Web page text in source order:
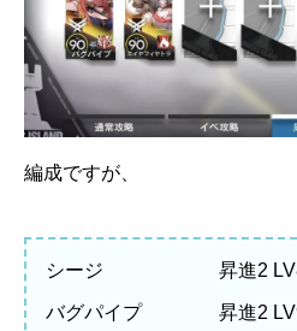
編成ですが、
シージ 昇進2 LV80
バグパイプ 昇進2